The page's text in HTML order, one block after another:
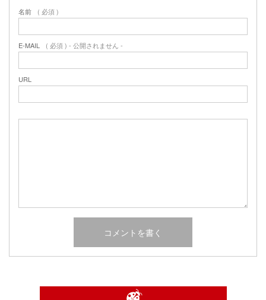
名前 ( 必須 )
E-MAIL ( 必須 ) - 公開されません -
URL